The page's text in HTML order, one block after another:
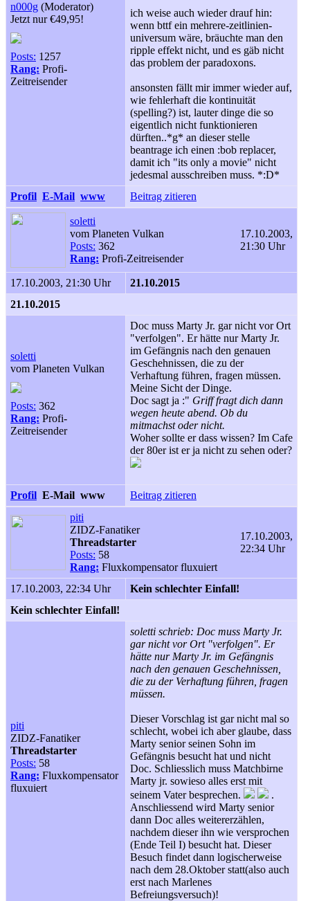
n000g (Moderator)
Jetzt nur €49,95!
Posts: 1257
Rang: Profi-
Zeitreisender
ich weise auch wieder drauf hin:
wenn bttf ein mehrere-zeitlinien-
universum wäre, bräuchte man den
ripple effekt nicht, und es gäb nicht
das problem der paradoxons.
ansonsten fällt mir immer wieder auf,
wie fehlerhaft die kontinuität
(spelling?) ist, lauter dinge die so
eigentlich nicht funktionieren
dürften..*g* an dieser stelle
beantrage ich einen :bob replacer,
damit ich "its only a movie" nicht
jedesmal ausschreiben muss. *:D*
Profil E-Mail www Beitrag zitieren
soletti
vom Planeten Vulkan
Posts: 362
Rang: Profi-Zeitreisender
17.10.2003,
21:30 Uhr
17.10.2003, 21:30 Uhr
21.10.2015
21.10.2015
soletti
vom Planeten Vulkan
Posts: 362
Rang: Profi-
Zeitreisender
Doc muss Marty Jr. gar nicht vor Ort
"verfolgen". Er hätte nur Marty Jr.
im Gefängnis nach den genauen
Geschehnissen, die zu der
Verhaftung führen, fragen müssen.
Meine Sicht der Dinge.
Doc sagt ja :" Griff fragt dich dann
wegen heute abend. Ob du
mitmachst oder nicht.
Woher sollte er dass wissen? Im Cafe
der 80er ist er ja nicht zu sehen oder?
Profil E-Mail www
Beitrag zitieren
piti
ZIDZ-Fanatiker
Threadstarter
Posts: 58
Rang: Fluxkompensator fluxuiert
17.10.2003,
22:34 Uhr
17.10.2003, 22:34 Uhr
Kein schlechter Einfall!
Kein schlechter Einfall!
piti
ZIDZ-Fanatiker
Threadstarter
Posts: 58
Rang: Fluxkompensator
fluxuiert
soletti schrieb: Doc muss Marty Jr.
gar nicht vor Ort "verfolgen". Er
hätte nur Marty Jr. im Gefängnis
nach den genauen Geschehnissen,
die zu der Verhaftung führen, fragen
müssen.
Dieser Vorschlag ist gar nicht mal so
schlecht, wobei ich aber glaube, dass
Marty senior seinen Sohn im
Gefängnis besucht hat und nicht
Doc. Schliesslich muss Matchbirne
Marty jr. sowieso alles erst mit
seinem Vater besprechen.
.
Anschliessend wird Marty senior
dann Doc alles weitererzählen,
nachdem dieser ihn wie versprochen
(Ende Teil I) besucht hat. Dieser
Besuch findet dann logischerweise
nach dem 28.Oktober statt(also auch
erst nach Marlenes
Befreiungsversuch)!